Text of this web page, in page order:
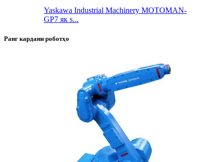
Yaskawa Industrial Machinery MOTOMAN-
GP7 як s...
Ранг кардани роботҳо